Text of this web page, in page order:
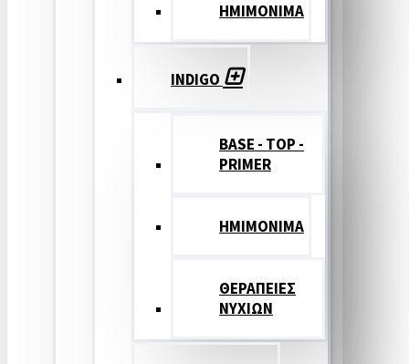
ΗΜΙΜΟΝΙΜΑ
INDIGO
BASE - TOP -
PRIMER
HMIMONIMA
ΘΕΡΑΠΕΙΕΣ
ΝΥΧΙΩΝ